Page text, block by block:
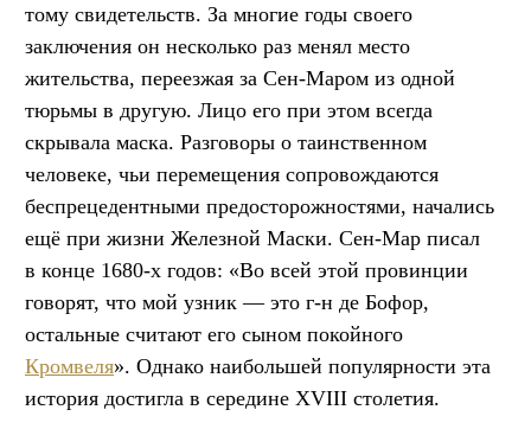
тому свидетельств. За многие годы своего
заключения он несколько раз менял место
жительства, переезжая за Сен-Маром из одной
тюрьмы в другую. Лицо его при этом всегда
скрывала маска. Разговоры о таинственном
человеке, чьи перемещения сопровождаются
беспрецедентными предосторожностями, начались
ещё при жизни Железной Маски. Сен-Мар писал
в конце 1680-х годов: «Во всей этой провинции
говорят, что мой узник — это г-н де Бофор,
остальные считают его сыном покойного
Кромвеля». Однако наибольшей популярности эта
история достигла в середине XVIII столетия.